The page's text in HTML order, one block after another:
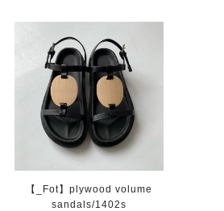
【_Fot】plywood volume
sandals/1402s